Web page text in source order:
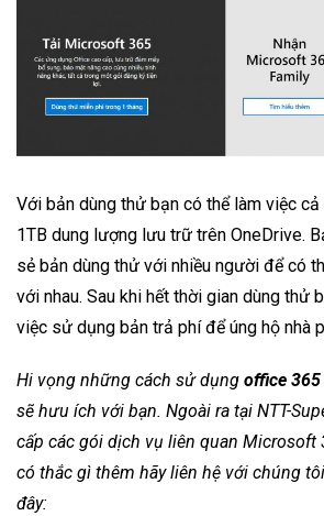
Với bản dùng thử bạn có thể làm việc
1TB dung lượng lưu trữ trên OneDrive.
sẻ bản dùng thử với nhiều người để có
với nhau. Sau khi hết thời gian dùng thử
việc sử dụng bản trả phí để úng hộ nhà
Hi vọng những cách sử dụng office
sẽ hưu ích với bạn. Ngoài ra tại NTT-
cấp các gói dịch vụ liên quan Microsoft
có thắc gì thêm hãy liên hệ với chúng
đây: